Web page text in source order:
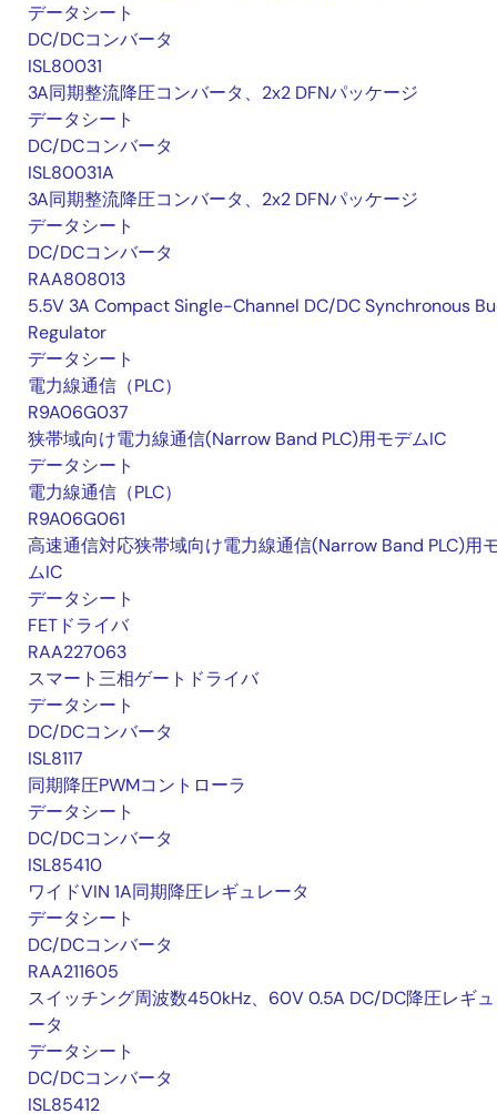
データシート
DC/DCコンバータ
ISL80031
3A同期整流降圧コンバータ、2x2 DFNパッケージ
データシート
DC/DCコンバータ
ISL80031A
3A同期整流降圧コンバータ、2x2 DFNパッケージ
データシート
DC/DCコンバータ
RAA808013
5.5V 3A Compact Single-Channel DC/DC Synchronous
Regulator
データシート
電力線通信（PLC）
R9A06G037
狭帯域向け電力線通信(Narrow Band PLC)用モデムIC
データシート
電力線通信（PLC）
R9A06G061
高速通信対応狭帯域向け電力線通信(Narrow Band PLC)用
ムIC
データシート
FETドライバ
RAA227063
スマート三相ゲートドライバ
データシート
DC/DCコンバータ
ISL8117
同期降圧PWMコントローラ
データシート
DC/DCコンバータ
ISL85410
ワイドVIN 1A同期降圧レギュレータ
データシート
DC/DCコンバータ
RAA211605
スイッチング周波数450kHz、60V 0.5A DC/DC降圧レギ
ータ
データシート
DC/DCコンバータ
ISL85412